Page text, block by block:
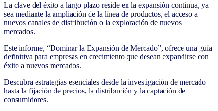
La clave del éxito a largo plazo reside en la expansión continua, ya
sea mediante la ampliación de la línea de productos, el acceso a
nuevos canales de distribución o la exploración de nuevos
mercados. ​
Este informe, “Dominar la Expansión de Mercado”, ofrece una guía
definitiva para empresas en crecimiento que desean expandirse con
éxito a nuevos mercados. ​
Descubra estrategias esenciales desde la investigación de mercado
hasta la fijación de precios, la distribución y la captación de
consumidores. ​